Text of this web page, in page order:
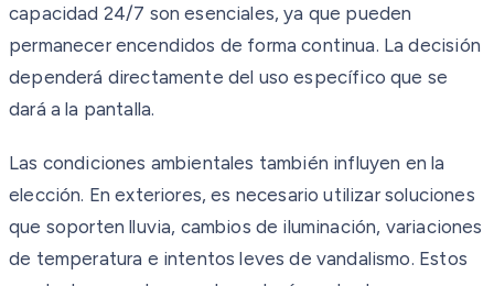
capacidad 24/7 son esenciales, ya que pueden
permanecer encendidos de forma continua. La decisión
dependerá directamente del uso específico que se
dará a la pantalla.
Las condiciones ambientales también influyen en la
elección. En exteriores, es necesario utilizar soluciones
que soporten lluvia, cambios de iluminación, variaciones
de temperatura e intentos leves de vandalismo. Estos